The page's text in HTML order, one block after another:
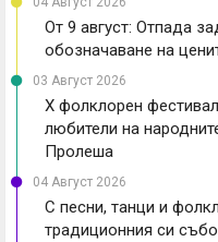
От 9 август: Отпада
обозначаване на
03 Август 2026
X фолклорен
любители на
Пролеша
04 Август 2026
С песни, танци и
традиционния си